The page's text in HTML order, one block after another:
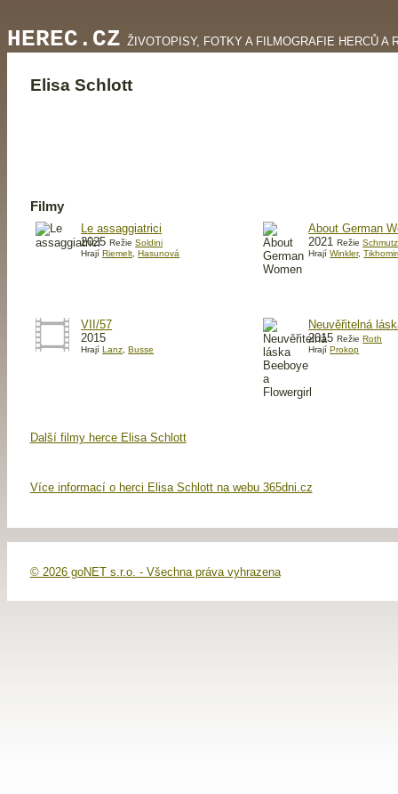
HEREC.CZ ŽIVOTOPISY, FOTKY A FILMOGRAFIE HERCŮ A
Elisa Schlott
Filmy
Le assaggiatrici
2025RežieSoldini
HrajíRiemelt ,Hasunová
About German
2021Režie
HrajíWinkler,
VII/57
2015
HrajíLanz ,Busse
Neuvěřitelná
2015RežieRoth
HrajíProkop
Další filmy herce Elisa Schlott
Více informací o herci Elisa Schlott na webu 365dni.cz
© 2026 goNET s.r.o. - Všechna práva vyhrazena